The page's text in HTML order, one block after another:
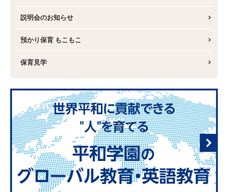
説明会のお知らせ
預かり保育 もこもこ
保育見学